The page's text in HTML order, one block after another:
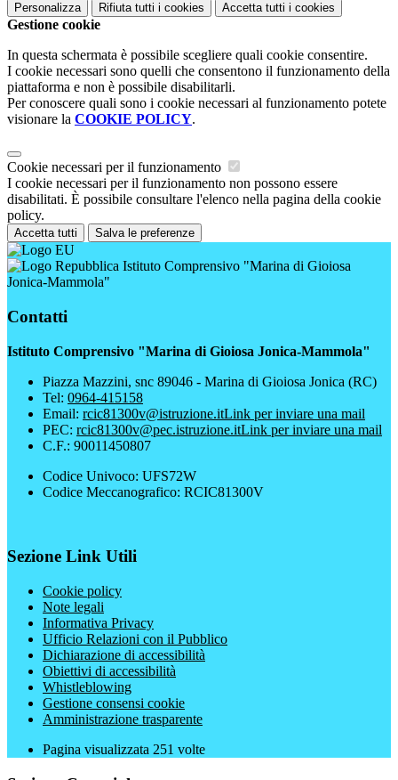
Personalizza Rifiuta tutti i cookies Accetta tutti i cookies
Gestione cookie
In questa schermata è possibile scegliere quali cookie consentire.
I cookie necessari sono quelli che consentono il funzionamento della
piattaforma e non è possibile disabilitarli.
Per conoscere quali sono i cookie necessari al funzionamento potete
visionare la COOKIE POLICY.
Cookie necessari per il funzionamento
I cookie necessari per il funzionamento non possono essere
disabilitati. È possibile consultare l'elenco nella pagina della cookie
policy.
Accetta tutti Salva le preferenze
Istituto Comprensivo "Marina di Gioiosa
Jonica-Mammola"
Contatti
Istituto Comprensivo "Marina di Gioiosa Jonica-Mammola"
Piazza Mazzini, snc 89046 - Marina di Gioiosa Jonica (RC)
Tel: 0964-415158
Email: rcic81300v@istruzione.itLink per inviare una mail
PEC: rcic81300v@pec.istruzione.itLink per inviare una mail
C.F.: 90011450807
Codice Univoco: UFS72W
Codice Meccanografico: RCIC81300V
Sezione Link Utili
Cookie policy
Note legali
Informativa Privacy
Ufficio Relazioni con il Pubblico
Dichiarazione di accessibilità
Obiettivi di accessibilità
Whistleblowing
Gestione consensi cookie
Amministrazione trasparente
Pagina visualizzata 251 volte